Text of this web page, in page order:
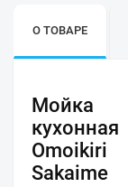
О ТОВАРЕ
Мойка
кухонная
Omoikiri
Sakaime